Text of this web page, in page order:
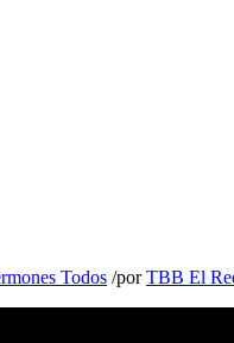
Todos /porTBB El